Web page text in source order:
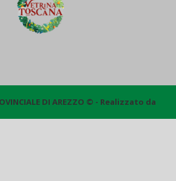
DI AREZZO © - Realizzato da